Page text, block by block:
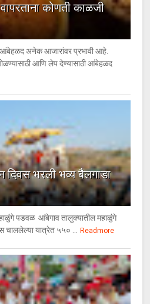
कोणती काळजी
आंबेहळद अनेक आजारांवर प्रभावी आहे.
आणि लेप देण्यासाठी आंबेहळद
दिवस भरली भव्य बैलगाडा
पडवळ आंबेगाव तालुक्यातील महाळुंगे
चाललेल्या यात्रेत ५५० ... Readmore